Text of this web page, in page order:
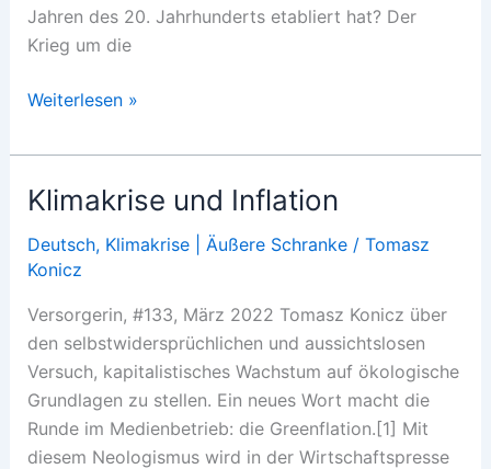
Jahren des 20. Jahrhunderts etabliert hat? Der
Krieg um die
Eine
Krisenqualität
Weiterlesen »
Klimakrise und Inflation
Deutsch, Klimakrise | Äußere Schranke/ Tomasz
Konicz
Versorgerin, #133, März 2022 Tomasz Konicz über
den selbstwidersprüchlichen und aussichtslosen
Versuch, kapitalistisches Wachstum auf ökologische
Grundlagen zu stellen. Ein neues Wort macht die
Runde im Medienbetrieb: die Greenflation.[1] Mit
diesem Neologismus wird in der Wirtschaftspresse